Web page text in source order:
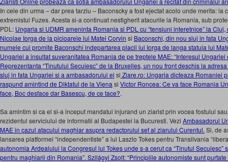
In cele din urma – dar prea tarziu – Baconscky a fost ejectat acolo unde merita: la
extremistul Fuzes. Acesta si-a continuat nestigherit atacurile la Romania, sub
PDL: Ungaria si UDMR ameninta Romania si PDL cu “tensiuni interetnice” la
Nicolae Iorga de la picioarele lui Matei Corvin si Baconschi, din nou sluj in fata
numele cui promite Baconschi indepartarea placii lui Iorga de langa statuia lui
Ungariei a insultat suveranitatea Romania de pe treptele MAE: “Interesul Ungariei
Reprezentanta “Tinutului Secuiesc” de la Bruxelles, un nou front deschis la
sluj in fata Ungariei si a ambasadorului ei si Ziare.ro: Ungaria dicteaza Romaniei
raspund amintind de Diktatul de la Viena si Victor Roncea: Ce va face Romania
face, Boc desface dar Basescu, de ce tace?.
Sa amintim si ca el si-a inceput mandatul injurand un ziarist prin vocea fostului
rezidentul serviciului de informatii al Budapestei la Bucuresti. Vezi Ambasadorul
MAE in cazul atacului maghiar asupra redactorului sef al ziarului Curentul. Si, de
lansarea platformei “independentiste” a lui Laszlo Tokes pentru Transilvania
autonomia Ardealului la Congresul lui Tokes unde s-a cerut ca “Tinutul Secuiesc”
pentru maghiarii din Romania”. Szilágyi Zsolt: “Principiile autonomiste sunt